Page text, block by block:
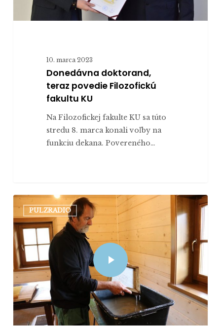
10. marca 2023
Donedávna doktorand,
teraz povedie Filozofickú
fakultu KU
Na Filozofickej fakulte KU sa túto
stredu 8. marca konali voľby na
funkciu dekana. Povereného…
PULZRADIO